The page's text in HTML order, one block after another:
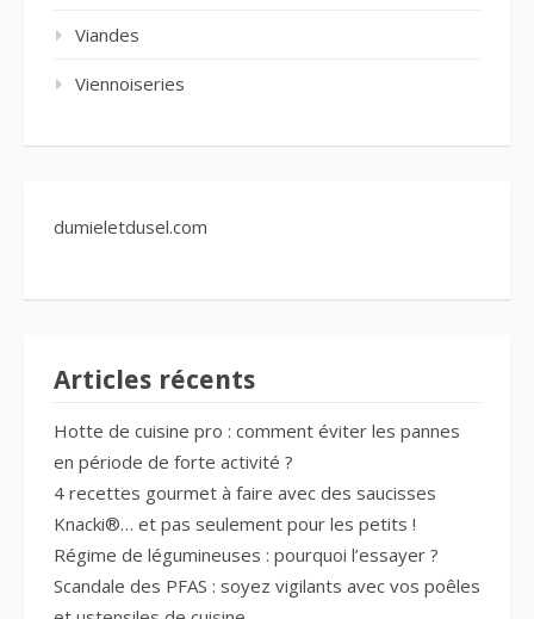
Viandes
Viennoiseries
dumieletdusel.com
Articles récents
Hotte de cuisine pro : comment éviter les pannes
en période de forte activité ?
4 recettes gourmet à faire avec des saucisses
Knacki®… et pas seulement pour les petits !
Régime de légumineuses : pourquoi l’essayer ?
Scandale des PFAS : soyez vigilants avec vos poêles